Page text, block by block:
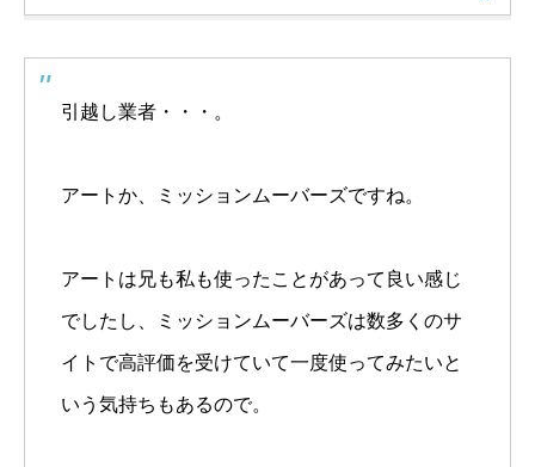
引越し業者・・・。
アートか、ミッションムーバーズですね。
アートは兄も私も使ったことがあって良い感じ
でしたし、ミッションムーバーズは数多くのサ
イトで高評価を受けていて一度使ってみたいと
いう気持ちもあるので。